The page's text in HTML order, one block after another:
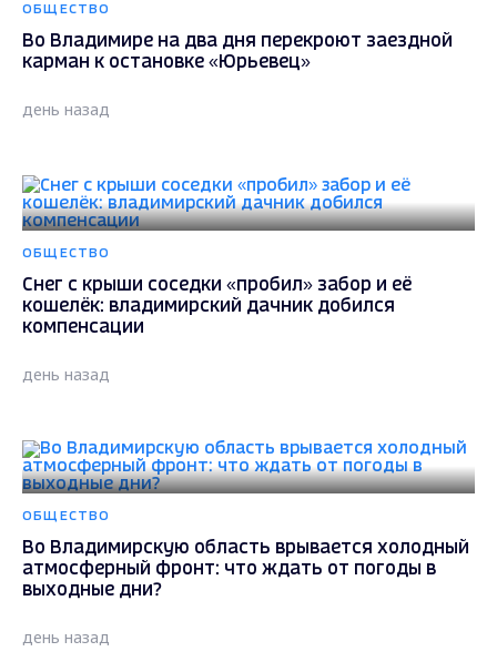
ОБЩЕСТВО
Во Владимире на два дня перекроют заездной
карман к остановке «Юрьевец»
день назад
ОБЩЕСТВО
Снег с крыши соседки «пробил» забор и её
кошелёк: владимирский дачник добился
компенсации
день назад
ОБЩЕСТВО
Во Владимирскую область врывается холодный
атмосферный фронт: что ждать от погоды в
выходные дни?
день назад